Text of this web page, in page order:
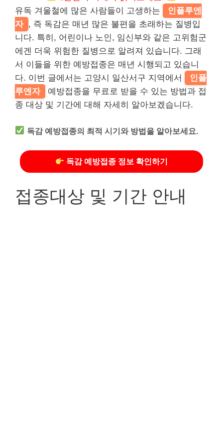
유독 겨울철에 많은 사람들이 고생하는
인플루엔
자 , 즉 독감은 매년 많은 불편을 초래하는 질병입
니다. 특히, 어린이나 노인, 임신부와 같은 고위험군
에겐 더욱 위험한 질병으로 알려져 있습니다. 그래
서 이들을 위한 예방접종은 매년 시행되고 있습니
다. 이번 글에서는 고양시 일산서구 지역에서
인플
루엔자
예방접종을 무료로 받을 수 있는 방법과 접
종 대상 및 기간에 대해 자세히 알아보겠습니다.
독감 예방접종의 최적 시기와 방법을 알아보세요.
독감 예방접종 정보 확인하기
접종대상 및 기간 안내